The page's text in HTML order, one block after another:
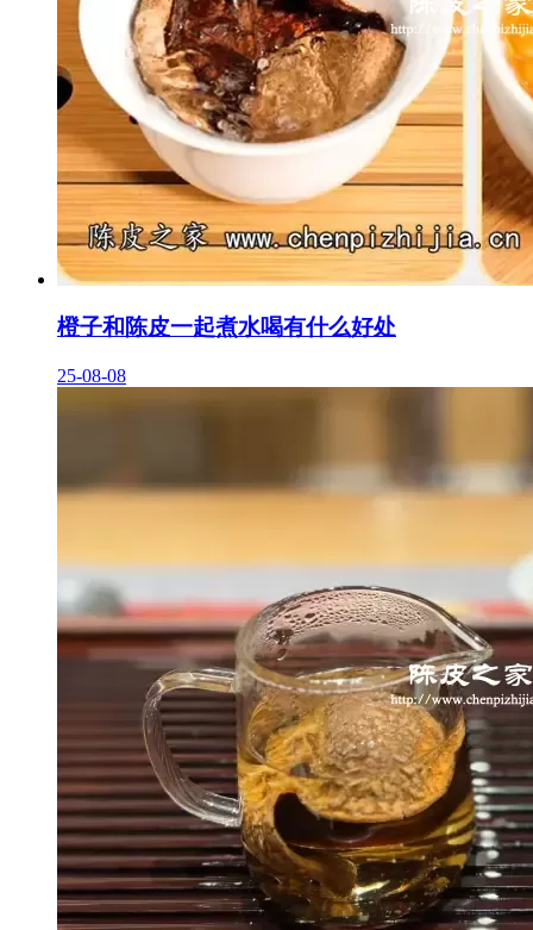
橙子和陈皮一起煮水喝有什么好处
25-08-08